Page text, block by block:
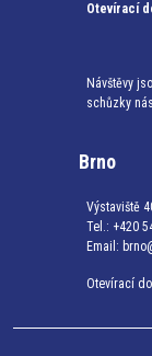
Otevírací
Návštěvy
schůzky
Brno
Výstaviště
Tel.: +420
Email:
Otevírací